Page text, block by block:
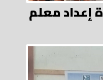
إعداد معلم